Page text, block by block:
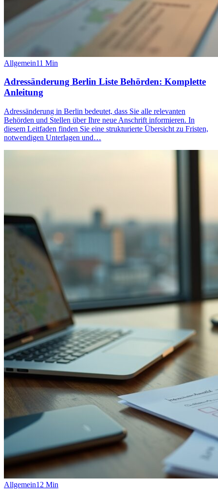
Allgemein11 Min
Adressänderung Berlin Liste Behörden: Komplette
Anleitung
Adressänderung in Berlin bedeutet, dass Sie alle relevanten
Behörden und Stellen über Ihre neue Anschrift informieren. In
diesem Leitfaden finden Sie eine strukturierte Übersicht zu Fristen,
notwendigen Unterlagen und…
Allgemein12 Min